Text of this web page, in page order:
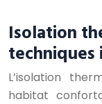
Isolation
techniques
L’isolation
habitat